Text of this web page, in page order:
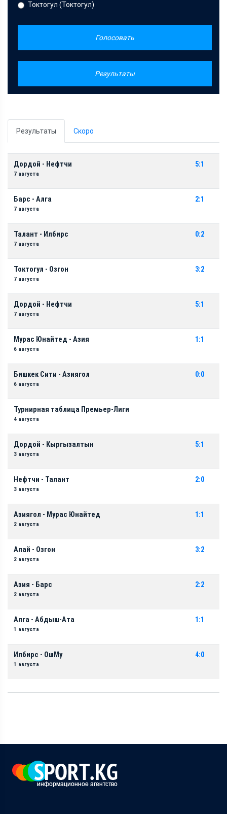
Токтогул (Токтогул)
Голосовать
Результаты
Результаты Скоро
Дордой - Нефтчи
7 августа
5:1
Барс - Алга
7 августа
2:1
Талант - Илбирс
7 августа
0:2
Токтогул - Озгон
7 августа
3:2
Дордой - Нефтчи
7 августа
5:1
Мурас Юнайтед - Азия
6 августа
1:1
Бишкек Сити - Азиягол
6 августа
0:0
Турнирная таблица Премьер-Лиги
4 августа
Дордой - Кыргызалтын
3 августа
5:1
Нефтчи - Талант
3 августа
2:0
Азиягол - Мурас Юнайтед
2 августа
1:1
Алай - Озгон
2 августа
3:2
Азия - Барс
2 августа
2:2
Алга - Абдыш-Ата
1 августа
1:1
Илбирс - ОшМу
1 августа
4:0